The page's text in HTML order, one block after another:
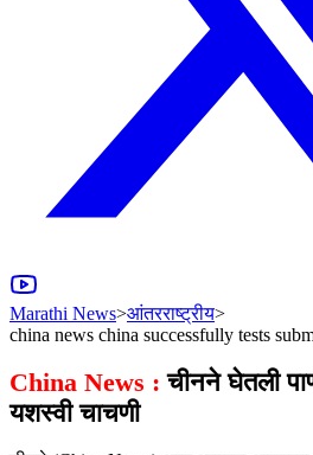
Marathi News>आंतरराष्ट्रीय>
china news china successfully tests
China News : चीनने घेतली
यशस्वी चाचणी